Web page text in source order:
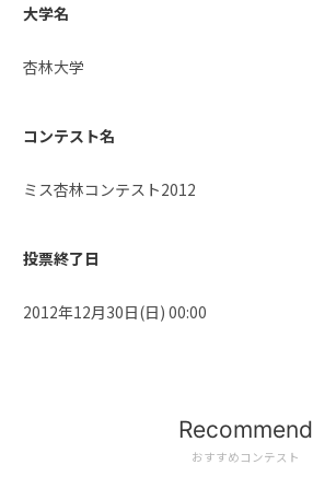
大学名
杏林大学
コンテスト名
ミス杏林コンテスト2012
投票終了日
2012年12月30日(日) 00:00
Recommend
おすすめコンテスト